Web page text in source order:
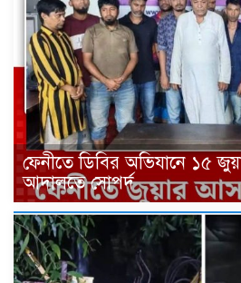
ফেনীতে ডিবির অভিযানে ১৫
আদালতে সোপর্দ